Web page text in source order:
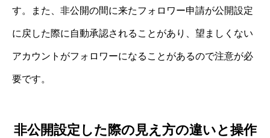
す。また、非公開の間に来たフォロワー申請が公開設定
に戻した際に自動承認されることがあり、望ましくない
アカウントがフォロワーになることがあるので注意が必
要です。
非公開設定した際の見え方の違いと操作